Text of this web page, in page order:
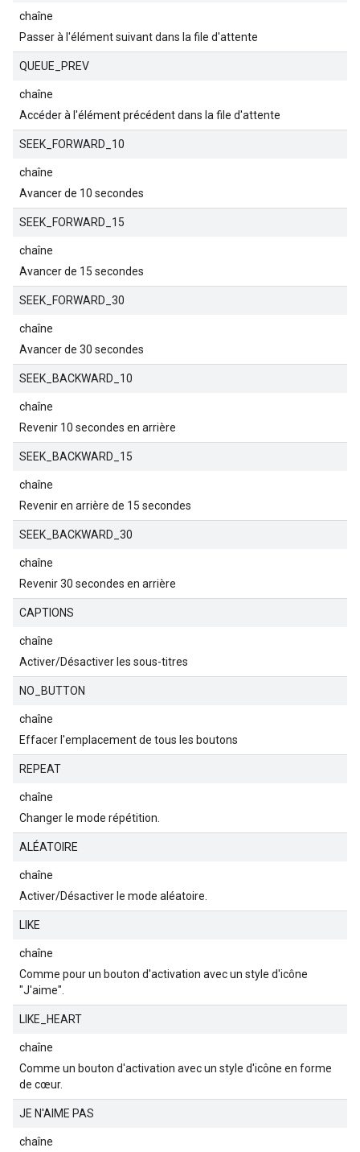
chaîne
Passer à l'élément suivant dans la file d'attente
QUEUE_PREV
chaîne
Accéder à l'élément précédent dans la file d'attente
SEEK_FORWARD_10
chaîne
Avancer de 10 secondes
SEEK_FORWARD_15
chaîne
Avancer de 15 secondes
SEEK_FORWARD_30
chaîne
Avancer de 30 secondes
SEEK_BACKWARD_10
chaîne
Revenir 10 secondes en arrière
SEEK_BACKWARD_15
chaîne
Revenir en arrière de 15 secondes
SEEK_BACKWARD_30
chaîne
Revenir 30 secondes en arrière
CAPTIONS
chaîne
Activer/Désactiver les sous-titres
NO_BUTTON
chaîne
Effacer l'emplacement de tous les boutons
REPEAT
chaîne
Changer le mode répétition.
ALÉATOIRE
chaîne
Activer/Désactiver le mode aléatoire.
LIKE
chaîne
Comme pour un bouton d'activation avec un style d'icône
"J'aime".
LIKE_HEART
chaîne
Comme un bouton d'activation avec un style d'icône en forme
de cœur.
JE N'AIME PAS
chaîne